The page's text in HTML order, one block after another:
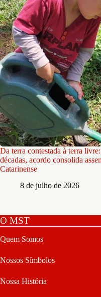
Da terra contestada à terra
décadas, acordo consolida
Catarinense
8 de julho de 2026
O MST
Quem Somos
Nossos Símbolos
Nossa História